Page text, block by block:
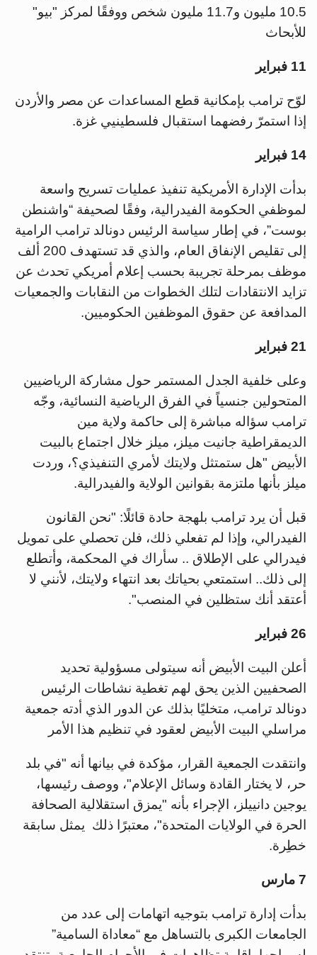
10.5 مليون و11.7 مليون شخص ووفقًا لمركز "بيو"
للأبحاث
11 فبراير
لوّح ترامب بإمكانية قطع المساعدات عن مصر والأردن
إذا استمرّ رفضهما استقبال فلسطينيي غزة.
14 فبراير
بدأت الإدارة الأمريكية تنفيذ عمليات تسريح واسعة
لموظفي الحكومة الفيدرالية، وفقًا لصحيفة “واشنطن
بوست”، في إطار سياسة الرئيس دونالد ترامب الرامية
إلى تقليص الإنفاق العام، والذي قد تستهدف 200 ألف
موظف بمرحلة تجريبة بحسب إعلام أمريكي تحدث عن
تزايد الانتقادات لتلك الخطوات من النقابات والجمعيات
المدافعة عن حقوق الموظفين الحكوميين.
21 فبراير
وعلى خلفية الجدل المستمر حول مشاركة الرياضيين
المتحولين جنسياً في الفرق الرياضية النسائية، وجّه
ترامب سؤاله مباشرة إلى حاكمة ولاية مين
الديمقراطية جانيت ميلز، ميلز خلال اجتماع بالبيت
الأبيض "هل ستمتثل ولايتك لأمري التنفيذي؟، وردت
ميلز بأنها ملتزمة بقوانين الولاية والفيدرالية.
قبل أن يرد ترامب بلهجة حادة قائلًا: "نحن القانون
الفيدرالي، وإذا لم تفعلي ذلك، فلن تحصلي على تمويل
فيدرالي على الإطلاق .. سأراك في المحكمة، وأتطلع
إلى ذلك.. استمتعي بحياتك بعد انتهاء ولايتك، لأنني لا
أعتقد أنك ستظلين في المنصب".
26 فبراير
أعلن البيت الأبيض أنه سيتولى مسؤولية تحديد
الصحفيين الذين يحق لهم تغطية نشاطات الرئيس
دونالد ترامب، متخليًا بذلك عن الدور الذي أدته جمعية
مراسلي البيت الأبيض لعقود في تنظيم هذا الأمر
وانتقدت الجمعية القرار، مؤكدة في بيانها أنه "في بلد
حر، لا يختار القادة وسائل الإعلام"، ووصف رئيسها،
يوجين دانييلز، الإجراء بأنه "يمزق استقلالية الصحافة
الحرة في الولايات المتحدة"، معتبرًا ذلك يمثل سابقة
خطِرة.
7 مارس
بدأت إدارة ترامب بتوجيه اتهامات إلى عدد من
الجامعات الكبرى بالتساهل مع “معاداة السامية”